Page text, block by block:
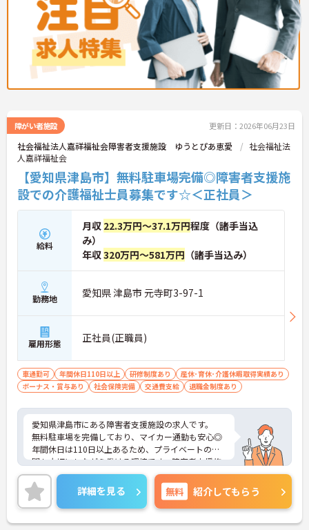
障がい者施設 更新日：2026年06月23日
社会福祉法人嘉祥福祉会障害者支援施設 ゆうとぴあ恵愛
社会福祉法
人嘉祥福祉会
【愛知県津島市】無料駐車場完備◎障害者支援施
設での介護福祉士員募集です☆＜正社員＞
給料
月収 22.3万円～37.1万円程度（諸手当込
み）
年収320万円～581万円 （諸手当込み）
勤務地 愛知県 津島市 元寺町3-97-1
雇用形態 正社員(正職員)
車通勤可 年間休日110日以上 研修制度あり
産休･育休･介護休暇取得実績あり
ボーナス・賞与あり
社会保険完備 交通費支給 退職金制度あり
愛知県津島市にある障害者支援施設の求人です。
無料駐車場を完備しており、マイカー通勤も安心◎
年間休日は110日以上あるため、プライベートの時
間も大切にしながら働ける環境です。障害者支援施
設でのご経験を活かしたい方はもちろん、利用者さ
ま一人ひとりに寄り添った支援をしたい方にもおす
すめです。
ご興味をお持ちの方には詳細の情報や面接のポイン
トをお伝えしますのでお気軽にお問い合わせくださ
詳細を見る 無料 紹介してもらう